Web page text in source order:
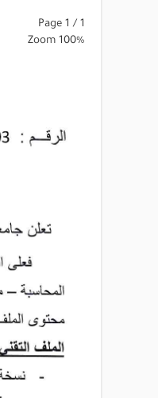
Page 1 / 1
Zoom 100%